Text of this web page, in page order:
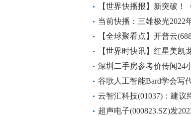
【世界快播报】新突破
材料抗压 600 倍
当前快播：三雄极光2022
【全球聚看点】开普云
573.19万元
【世界时快讯】红星美凯
深圳二手房参考价传闻24
比涨价多_看点
谷歌人工智能Bard学会写
点”大|头条
云智汇科技(01037)：建
权计划_环球新资讯
超声电子(000823.SZ)发